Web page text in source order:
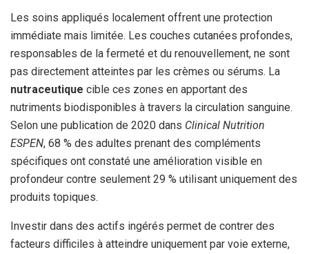
Les soins appliqués localement offrent une protection
immédiate mais limitée. Les couches cutanées profondes,
responsables de la fermeté et du renouvellement, ne sont
pas directement atteintes par les crèmes ou sérums. La
nutraceutique cible ces zones en apportant des
nutriments biodisponibles à travers la circulation sanguine.
Selon une publication de 2020 dans Clinical Nutrition
ESPEN, 68 % des adultes prenant des compléments
spécifiques ont constaté une amélioration visible en
profondeur contre seulement 29 % utilisant uniquement des
produits topiques.
Investir dans des actifs ingérés permet de contrer des
facteurs difficiles à atteindre uniquement par voie externe,